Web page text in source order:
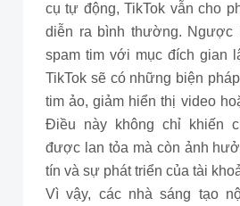
cụ tự động, TikTok vẫn cho
diễn ra bình thường. Ngược
spam tim với mục đích gian
TikTok sẽ có những biện
tim ảo, giảm hiển thị video
Điều này không chỉ khiến
được lan tỏa mà còn ảnh
tín và sự phát triển của tài
Vì vậy, các nhà sáng tạo